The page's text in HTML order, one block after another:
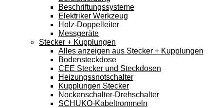
Beschriftungssysteme
Elektriker Werkzeug
Holz-Doppelleiter
Messgeräte
Stecker + Kupplungen
Alles anzeigen aus Stecker + Kupplungen
Bodensteckdose
CEE Stecker und Steckdosen
Heizungssnotschalter
Kupplungen Stecker
Nockenschalter-Drehschalter
SCHUKO-Kabeltrommeln